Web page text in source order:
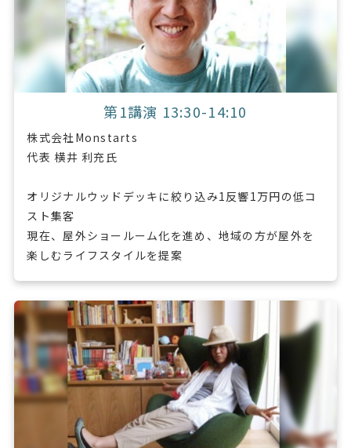
第1講演 13:30-14:10
株式会社Monstarts
代表 横井 利充氏
オリジナルウッドデッキに絞り込み1反響1万円の低コ
スト集客
現在、屋外ショールーム化を進め、地域の方が屋外を
楽しむライフスタイルを提案